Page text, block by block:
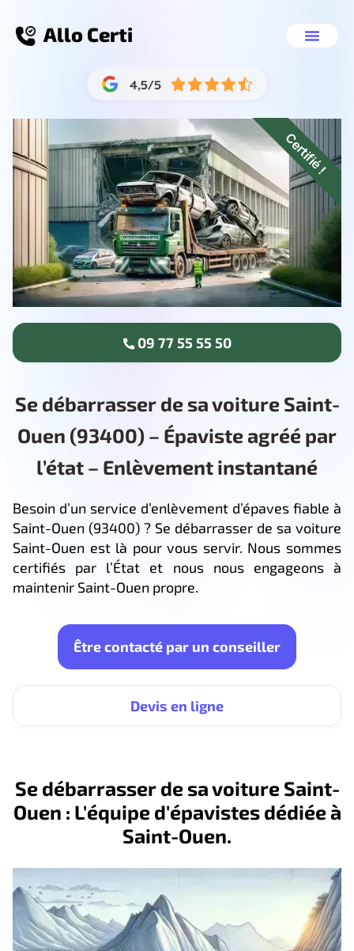
Allo Certi
Se débarrasser de sa voiture Saint-
Ouen (93400) – Épaviste agréé par
l’état – Enlèvement instantané
Besoin d’un service d’enlèvement d’épaves fiable à
Saint-Ouen (93400) ? Se débarrasser de sa voiture
Saint-Ouen est là pour vous servir. Nous sommes
certifiés par l’État et nous nous engageons à
maintenir Saint-Ouen propre.
Être contacté par un conseiller
Devis en ligne
Certifié !
09 77 55 55 50
Se débarrasser de sa voiture Saint-
Ouen : L'équipe d'épavistes dédiée à
Saint-Ouen.